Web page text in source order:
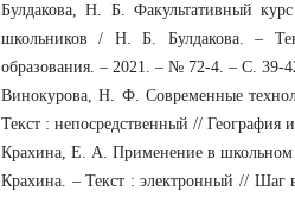
Булдакова, Н. Б. Факультативный
школьников / Н. Б. Булдакова. –
образования. – 2021. – № 72-4. – С. 39-
Винокурова, Н. Ф. Современные
Текст : непосредственный //
Крахина, Е. А. Применение в школьном
Крахина. – Текст : электронный // Шаг